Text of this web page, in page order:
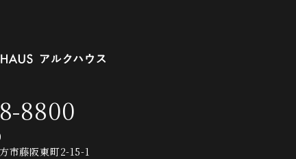
8800
市藤阪東町2-15-1